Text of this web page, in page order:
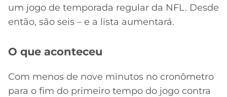
um jogo de temporada regular da NFL. Desde
então, são seis – e a lista aumentará.
O que aconteceu
Com menos de nove minutos no cronômetro
para o fim do primeiro tempo do jogo contra